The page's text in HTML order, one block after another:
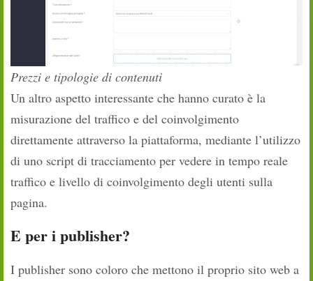
Prezzi e tipologie di contenuti
Un altro aspetto interessante che hanno curato è la
misurazione del traffico e del coinvolgimento
direttamente attraverso la piattaforma, mediante l’utilizzo
di uno script di tracciamento per vedere in tempo reale
traffico e livello di coinvolgimento degli utenti sulla
pagina.
E per i publisher?
I publisher sono coloro che mettono il proprio sito web a